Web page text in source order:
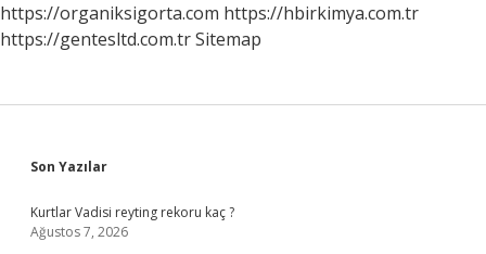
https://organiksigorta.com https://hbirkimya.com.tr
https://gentesltd.com.trSitemap
Sidebar
Son Yazılar
Kurtlar Vadisi reyting rekoru kaç ?
Ağustos 7, 2026